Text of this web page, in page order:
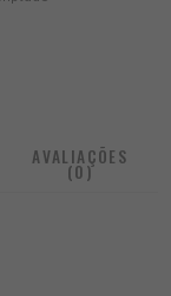
AVALIAÇÕES
(0)